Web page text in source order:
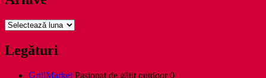
Arhive
Legături
GrillMarket Pasionat de gătit outdoor 0